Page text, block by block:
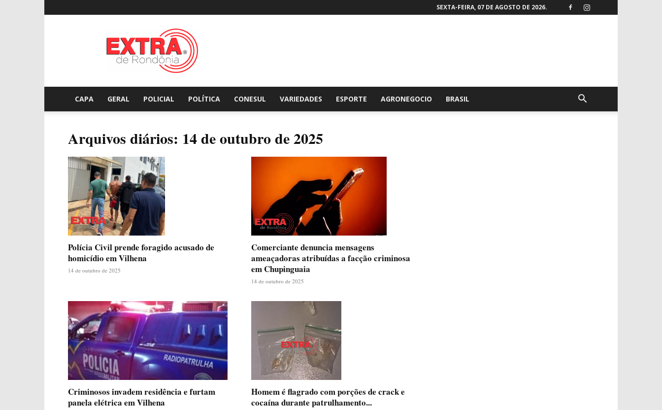
SEXTA-FEIRA, 07 DE AGOSTO DE 2026.
Extraderondonia.com.br
CAPA GERAL POLICIAL POLÍTICA CONESUL VARIEDADES ESPORTE AGRONEGOCIO BRASIL
Arquivos diários: 14 de outubro de 2025
Polícia Civil prende foragido acusado de
homicídio em Vilhena
14 de outubro de 2025
Comerciante denuncia mensagens
ameaçadoras atribuídas a facção criminosa
em Chupinguaia
14 de outubro de 2025
Criminosos invadem residência e furtam
panela elétrica em Vilhena
Homem é flagrado com porções de crack e
cocaína durante patrulhamento...